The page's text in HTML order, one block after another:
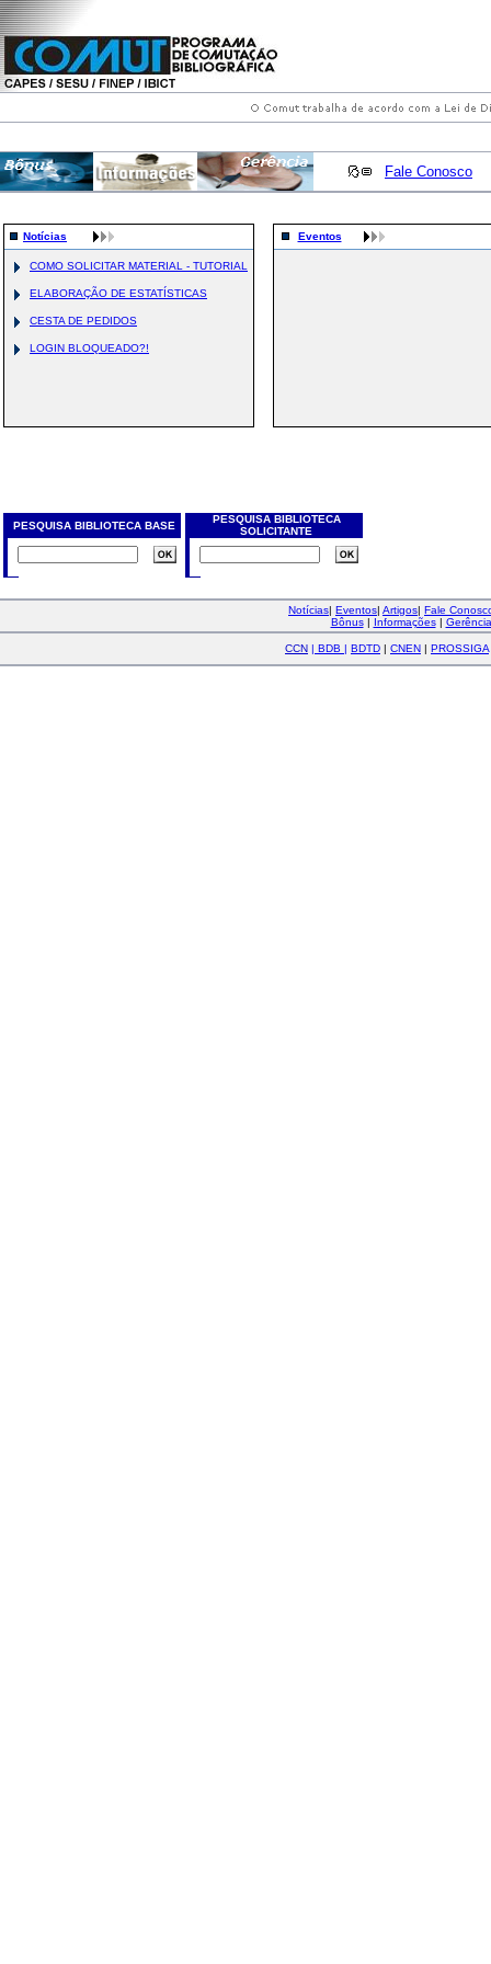
Fale Conosco
Notícias
COMO SOLICITAR MATERIAL - TUTORIAL
ELABORAÇÃO DE ESTATÍSTICAS
CESTA DE PEDIDOS
LOGIN BLOQUEADO?!
Eventos
PESQUISA BIBLIOTECA BASE
PESQUISA BIBLIOTECA
SOLICITANTE
Notícias| Eventos| Artigos| Fale
Bônus| Informações| Gerência
CCN | BDB | BDTD | CNEN | PROSSIGA